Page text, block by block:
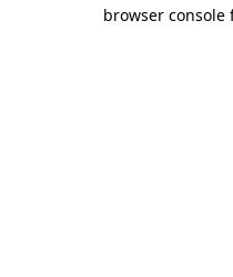
browser